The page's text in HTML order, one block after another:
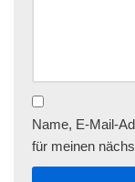
Name, E-Mail-
für meinen